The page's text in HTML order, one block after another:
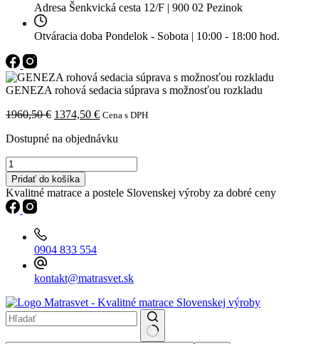
Adresa Šenkvická cesta 12/F | 900 02 Pezinok
Otváracia doba Pondelok - Sobota | 10:00 - 18:00 hod.
GENEZA rohová sedacia súprava s možnosťou rozkladu
1960,50€ Pôvodná
bola:
1374,50 €Aktuálna
je:
Cena s DPH
Dostupné na objednávku
množstvo
GENEZA
rohová
sedacia
súprava
možnosťou
rozkladu
Pridať do košíka
Kvalitné matrace a postele Slovenskej výroby za dobré ceny
0904 833 554
kontakt@matrasvet.sk